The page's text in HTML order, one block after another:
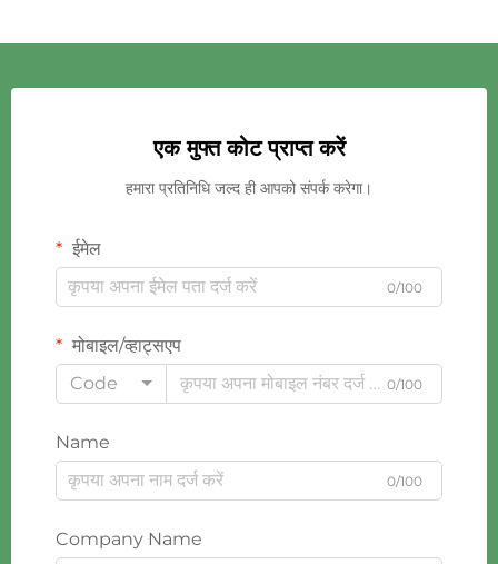
एक मुफ्त कोट प्राप्त करें
हमारा प्रतिनिधि जल्द ही आपको संपर्क करेगा।
ईमेल
0/100
मोबाइल/व्हाट्सएप
Code
0/100
Name
0/100
Company Name